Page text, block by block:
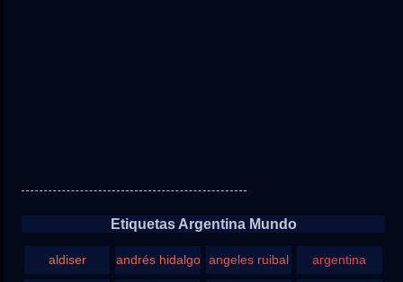
Etiquetas Argentina Mundo
aldiser andrés hidalgo angeles ruibal argentina